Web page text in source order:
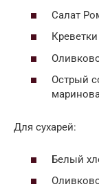
Салат
Острый
Для сухарей:
Белый